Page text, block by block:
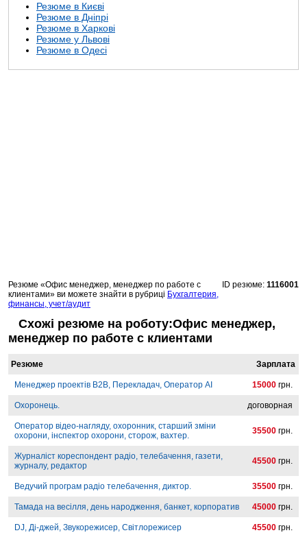
Резюме в Києві
Резюме в Дніпрі
Резюме в Харкові
Резюме у Львові
Резюме в Одесі
Резюме «Офис менеджер, менеджер по работе с
клиентами» ви можете знайти в рубриці Бухгалтерия,
финансы, учет/аудит
ID резюме: 1116001
Схожі резюме на роботу:Офис менеджер,
менеджер по работе с клиентами
Резюме Зарплата
Менеджер проектів B2B, Перекладач, Оператор AI 15000 грн.
Охоронець. договорная
Оператор відео-нагляду, охоронник, старший зміни
охорони, інспектор охорони, сторож, вахтер.
35500 грн.
Журналіст кореспондент радіо, телебачення, газети,
журналу, редактор
45500 грн.
Ведучий програм радіо телебачення, диктор. 35500 грн.
Тамада на весілля, день народження, банкет, корпоратив 45000 грн.
DJ, Ді-джей, Звукорежисер, Світлорежисер 45500 грн.